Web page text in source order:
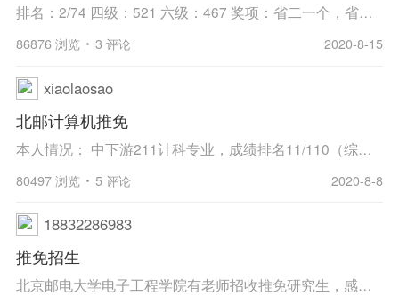
排名：2/74 四级：521 六级：467 奖项：省二一个，省三三个，一堆成功参赛 科研：六篇普刊一作，两篇二作 奖学金：校一等奖学金五次，二等奖学金一次，国家励志奖学金两次... 荣誉称号：校三好学生两次，校优秀共青团员三次 别的应该没啥了， 能来的了北邮吗...
86876 浏览 3 评论 2020-8-15
xiaolaosao
北邮计算机推免
本人情况： 中下游211计科专业，成绩排名11/110（综排很靠前，推免名额很稳），数模国赛国二，美赛H，有一篇三作SCI二区（数模类型的论文），项目科研经历基本没有。 想问下这种情况有希望进北邮吗？ ...
80497 浏览 5 评论 2020-8-8
18832286983
推免招生
北京邮电大学电子工程学院有老师招收推免研究生，感兴趣的同学联系，QQ号：2872467697